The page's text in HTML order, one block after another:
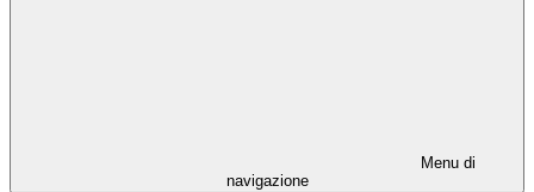
Menu di
navigazione